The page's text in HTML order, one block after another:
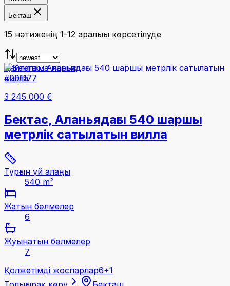
Бекташ
15 нәтиженің 1-12 аралығы көрсетілуде
Қайталама нарық
#001177
3 245 000 €
Бектас, Аланьядағы 540 шаршы
метрлік сатылатын вилла
Тұрғын үй алаңы
540 m²
Жатын бөлмелер
6
Жуынатын бөлмелер
7
Қолжетімді жоспарлар6+1